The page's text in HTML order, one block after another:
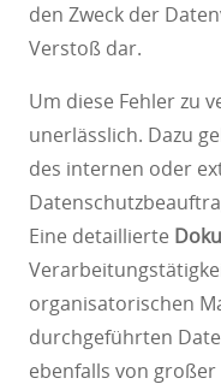
den Zweck der
Verstoß dar.
Um diese Fehler zu
unerlässlich. Dazu
des internen oder
Eine detaillierte
organisatorischen
durchgeführten
ebenfalls von